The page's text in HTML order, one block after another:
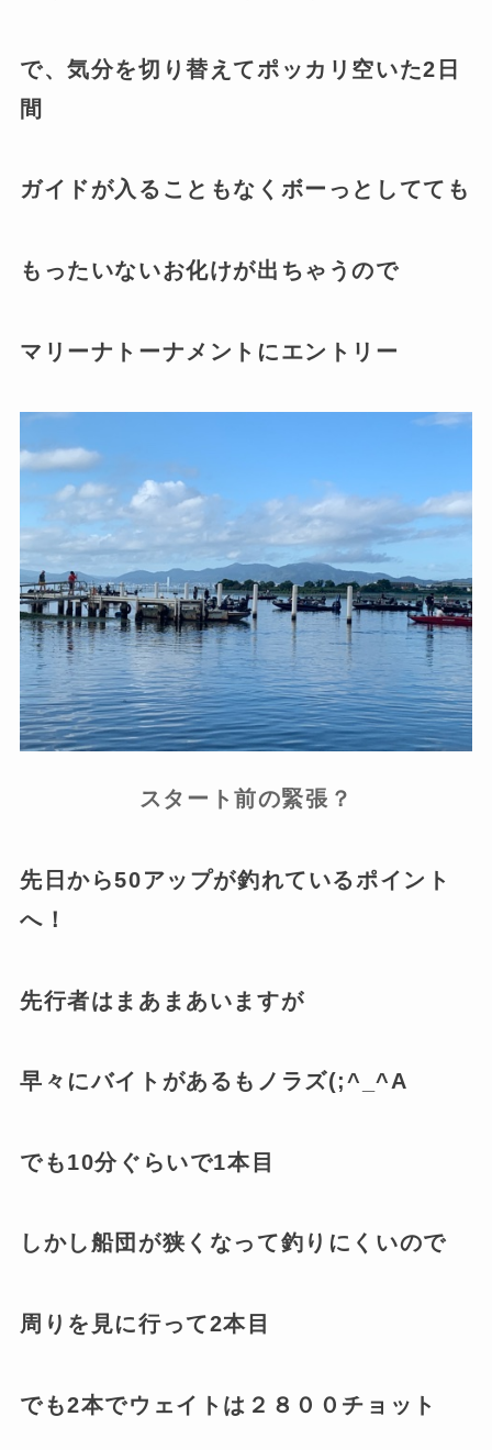
で、気分を切り替えてポッカリ空いた2日
間
ガイドが入ることもなくボーっとしてても
もったいないお化けが出ちゃうので
マリーナトーナメントにエントリー
スタート前の緊張？
先日から50アップが釣れているポイント
へ！
先行者はまあまあいますが
早々にバイトがあるもノラズ(;^_^A
でも10分ぐらいで1本目
しかし船団が狭くなって釣りにくいので
周りを見に行って2本目
でも2本でウェイトは２８００チョット